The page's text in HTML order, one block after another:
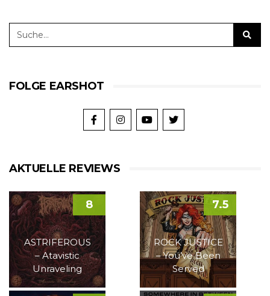
FOLGE EARSHOT
AKTUELLE REVIEWS
ASTRIFEROUS
– Atavistic
Unraveling
8
ROCK JUSTICE
– You’ve Been
Served
7.5